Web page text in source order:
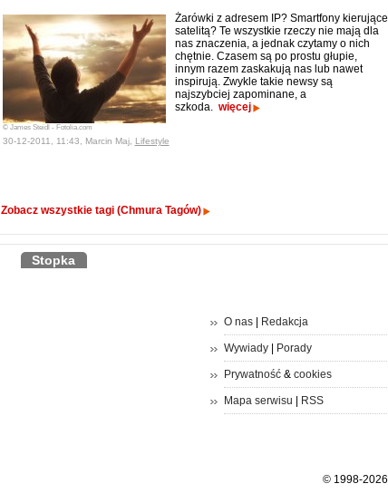
© James Steidl - Fotolia.com
Żarówki z adresem IP? Smartfony kierujące
satelitą? Te wszystkie rzeczy nie mają dla
nas znaczenia, a jednak czytamy o nich
chętnie. Czasem są po prostu głupie,
innym razem zaskakują nas lub nawet
inspirują. Zwykle takie newsy są
najszybciej zapominane, a
szkoda. więcej
30-12-2011, 11:43, Marcin Maj, Lifestyle
Zobacz wszystkie tagi (Chmura Tagów)
Stopka
O nas| Redakcja
Wywiady| Porady
Prywatność& cookies
Mapa serwisu RSS
© 1998-2026